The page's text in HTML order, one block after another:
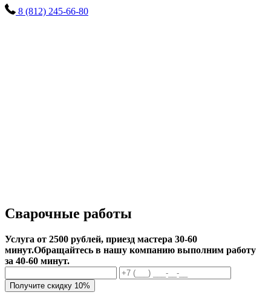
8 (812) 245-66-80
Сварочные работы
Услуга от 2500 рублей, приезд мастера 30-60
минут.Обращайтесь в нашу компанию выполним работу
за 40-60 минут.
Получите скидку 10%